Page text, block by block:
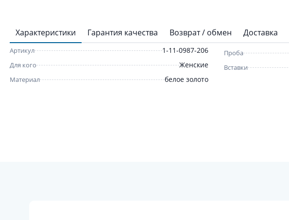
Характеристики Гарантия качества Возврат / обмен Доставка
Артикул 1-11-0987-206
Для кого Женские
Материал белое золото
Проба
Вставки